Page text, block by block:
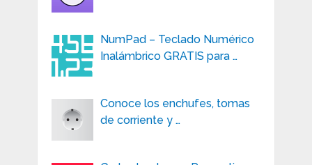
NumPad – Teclado Numérico
Inalámbrico GRATIS para …
Conoce los enchufes, tomas
de corriente y …